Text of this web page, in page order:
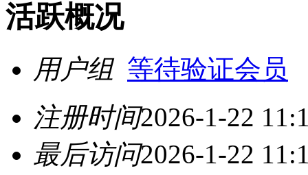
活跃概况
用户组 等待验证会员
注册时间2026-1-22
最后访问2026-1-22